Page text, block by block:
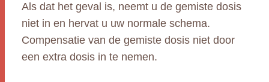
Als dat het geval is, neemt u de gemiste dosis
niet in en hervat u uw normale schema.
Compensatie van de gemiste dosis niet door
een extra dosis in te nemen.